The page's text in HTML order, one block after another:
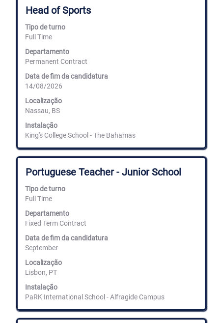
Título
Head of Sports
Tipo de turno
Full Time
Departamento
Permanent Contract
Data de fim da candidatura
14/08/2026
Localização
Nassau, BS
Instalação
King's College School - The Bahamas
Selecione
com
a
barra
espaços
para
os
conteúdos
completos
da
informação
de
emprego.
Título
Portuguese Teacher - Junior School
Tipo de turno
Full Time
Departamento
Fixed Term Contract
Data de fim da candidatura
September
Localização
Lisbon, PT
Instalação
PaRK International School - Alfragide Campus
Selecione
com
a
barra
espaços
para
os
conteúdos
completos
da
informação
de
emprego.